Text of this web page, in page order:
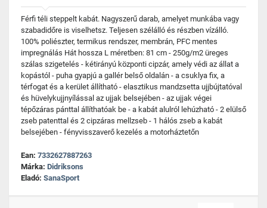
Férfi téli steppelt kabát. Nagyszerű darab, amelyet munkába vagy
szabadidőre is viselhetsz. Teljesen szélálló és részben vízálló.
100% poliészter, termikus rendszer, membrán, PFC mentes
impregnálás Hát hossza L méretben: 81 cm - 250g/m2 üreges
szálas szigetelés - kétirányú központi cipzár, amely védi az állat a
kopástól - puha gyapjú a gallér belső oldalán - a csuklya fix, a
térfogat és a kerület állítható - elasztikus mandzsetta ujjbújtatóval
és hüvelykujjnyílással az ujjak belsejében - az ujjak végei
tépőzáras pánttal állíthatóak be - a kabát alulról lehúzható - 2 elülső
zseb patenttal és 2 cipzáras mellzseb - 1 hálós zseb a kabát
belsejében - fényvisszaverő kezelés a motorháztetőn
Ean: 7332627887263
Márka: Didriksons
Eladó: SanaSport